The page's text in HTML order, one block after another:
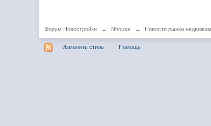
Форум Новостройки → Nhouse → Новости рынка
Изменить стиль Помощь